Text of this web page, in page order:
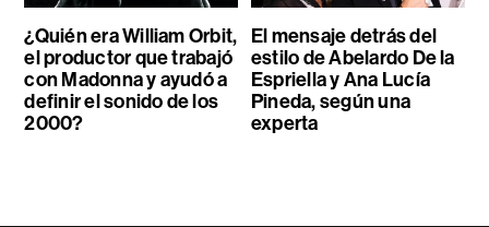
¿Quién era William Orbit,
el productor que trabajó
con Madonna y ayudó a
definir el sonido de los
2000?
El mensaje detrás del
estilo de Abelardo De la
Espriella y Ana Lucía
Pineda, según una
experta